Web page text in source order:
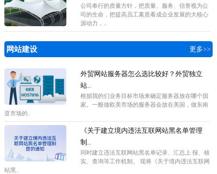
公司奉行的质量方针，把质量、服务、信誉视为公
司的生命，把提高员工素质看成企业发展的大核心
源动力，..
网站建设 更多>>
外贸网站服务器怎么选比较好？外贸独立
站..
根据我的们业务目标市场来确定服务器放在哪个国
家。一般做欧美市场的服务器会放在美国，做东南
亚市场的..
《关于建立境内违法互联网站黑名单管理
制..
同时建立违法互联网站黑名单记录、汇总上 报、核
实、查询等工作机制。 现将《关于境内违法互联网
站黑..